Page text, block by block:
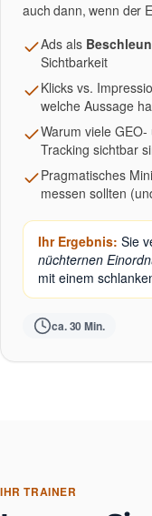
auch dann, wenn der
Ads als
Sichtbarkeit
Klicks vs.
welche Aussage
Warum viele
Tracking sichtbar
Pragmatisches
messen sollten
Ihr Ergebnis: Sie
nüchternen
mit einem
ca. 30 Min.
IHR TRAINER